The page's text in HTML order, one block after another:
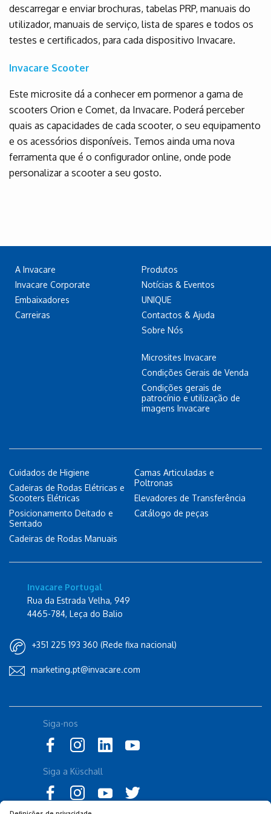
descarregar e enviar brochuras, tabelas PRP, manuais do
utilizador, manuais de serviço, lista de spares e todos os
testes e certificados, para cada dispositivo Invacare.
Invacare Scooter
Este microsite dá a conhecer em pormenor a gama de
scooters Orion e Comet, da Invacare. Poderá perceber
quais as capacidades de cada scooter, o seu equipamento
e os acessórios disponíveis. Temos ainda uma nova
ferramenta que é o configurador online, onde pode
personalizar a scooter a seu gosto.
A Invacare
Invacare Corporate
Embaixadores
Carreiras
Produtos
Notícias & Eventos
UNIQUE
Contactos & Ajuda
Sobre Nós
Microsites Invacare
Condições Gerais de Venda
Condições gerais de
patrocínio e utilização de
imagens Invacare
Cuidados de Higiene
Cadeiras de Rodas Elétricas e
Scooters Elétricas
Posicionamento Deitado e
Sentado
Cadeiras de Rodas Manuais
Camas Articuladas e
Poltronas
Elevadores de Transferência
Catálogo de peças
Invacare Portugal
Rua da Estrada Velha, 949
4465-784, Leça do Balio
+351 225 193 360 (Rede fixa nacional)
marketing.pt@invacare.com
Siga-nos
Siga a Küschall